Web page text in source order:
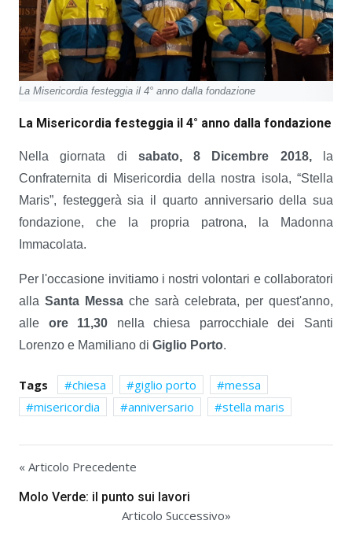
La Misericordia festeggia il 4° anno dalla fondazione
La Misericordia festeggia il 4° anno dalla fondazione
Nella giornata di sabato, 8 Dicembre 2018,la
Confraternita di Misericordia della nostra isola, “Stella
Maris”, festeggerà sia il quarto anniversario della sua
fondazione, che la propria patrona, la Madonna
Immacolata.
Per l'occasione invitiamo i nostri volontari e collaboratori
alla Santa Messa che sarà celebrata, per quest'anno,
alle ore 11,30 nella chiesa parrocchiale dei Santi
Lorenzo e Mamiliano di Giglio Porto.
Tags chiesa giglio porto
messa
misericordia
anniversario stella maris
« Articolo Precedente
Molo Verde: il punto sui lavori
Articolo Successivo»